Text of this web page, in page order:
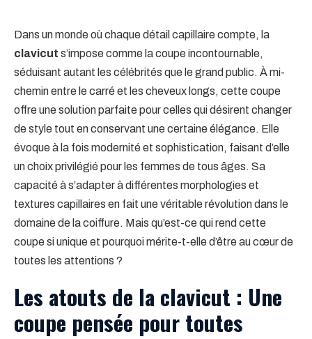
Dans un monde où chaque détail capillaire compte, la
clavicut s’impose comme la coupe incontournable,
séduisant autant les célébrités que le grand public. À mi-
chemin entre le carré et les cheveux longs, cette coupe
offre une solution parfaite pour celles qui désirent changer
de style tout en conservant une certaine élégance. Elle
évoque à la fois modernité et sophistication, faisant d’elle
un choix privilégié pour les femmes de tous âges. Sa
capacité à s’adapter à différentes morphologies et
textures capillaires en fait une véritable révolution dans le
domaine de la coiffure. Mais qu’est-ce qui rend cette
coupe si unique et pourquoi mérite-t-elle d’être au cœur de
toutes les attentions ?
Les atouts de la clavicut : Une
coupe pensée pour toutes